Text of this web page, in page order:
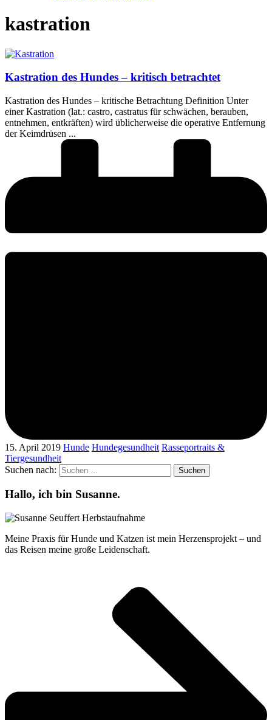
kastration
Kastration des Hundes – kritisch betrachtet
Kastration des Hundes – kritische Betrachtung Definition Unter
einer Kastration (lat.: castro, castratus für schwächen, berauben,
entnehmen, entkräften) wird üblicherweise die operative Entfernung
der Keimdrüsen ...
15. April 2019 Hunde Hundegesundheit Rasseportraits &
Tiergesundheit
Suchen nach:
Hallo, ich bin Susanne.
Meine Praxis für Hunde und Katzen ist mein Herzensprojekt – und
das Reisen meine große Leidenschaft.